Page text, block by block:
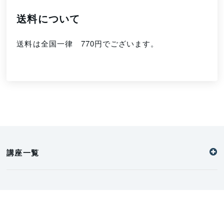
送料について
送料は全国一律 770円でございます。
講座一覧